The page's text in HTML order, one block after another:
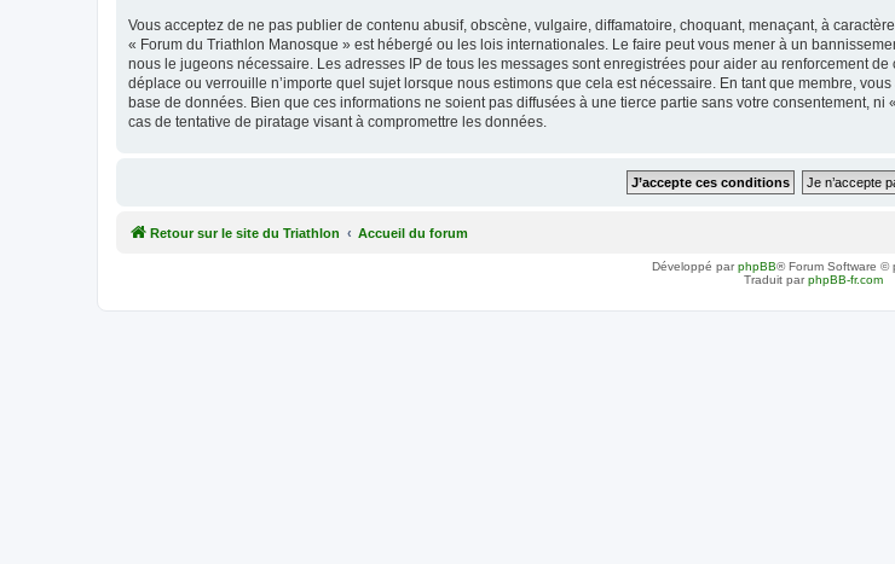
Vous acceptez de ne pas publier de contenu abusif, obscène, vulgaire, diffamatoire, choquant, menaçant, à
« Forum du Triathlon Manosque » est hébergé ou les lois internationales. Le faire peut vous mener à un
nous le jugeons nécessaire. Les adresses IP de tous les messages sont enregistrées pour aider au renforcement
déplace ou verrouille n’importe quel sujet lorsque nous estimons que cela est nécessaire. En tant que membre,
base de données. Bien que ces informations ne soient pas diffusées à une tierce partie sans votre consentement,
cas de tentative de piratage visant à compromettre les données.
Retour sur le site du Triathlon Accueil du forum
Développé parphpBB® Forum Software ©
Traduit parphpBB-fr.com